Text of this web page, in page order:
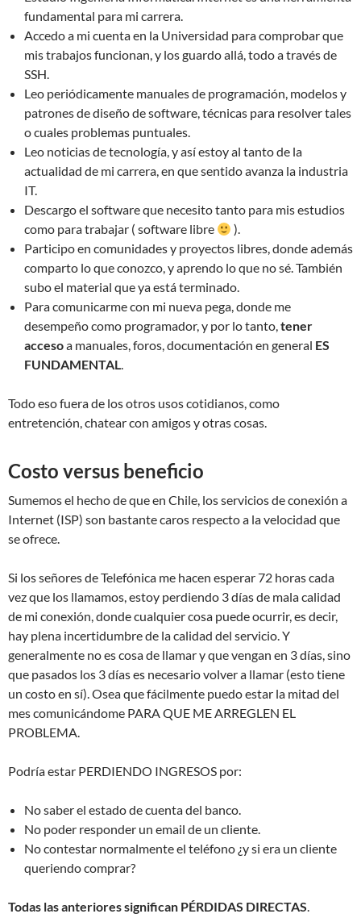
fundamental para mi carrera.
Accedo a mi cuenta en la Universidad para comprobar que
mis trabajos funcionan, y los guardo allá, todo a través de
SSH.
Leo periódicamente manuales de programación, modelos y
patrones de diseño de software, técnicas para resolver tales
o cuales problemas puntuales.
Leo noticias de tecnología, y así estoy al tanto de la
actualidad de mi carrera, en que sentido avanza la industria
IT.
Descargo el software que necesito tanto para mis estudios
como para trabajar ( software libre
).
Participo en comunidades y proyectos libres, donde además
comparto lo que conozco, y aprendo lo que no sé. También
subo el material que ya está terminado.
Para comunicarme con mi nueva pega, donde me
desempeño como programador, y por lo tanto,tener
accesoa manuales, foros, documentación en general ES
FUNDAMENTAL.
Todo eso fuera de los otros usos cotidianos, como
entretención, chatear con amigos y otras cosas.
Costo versus beneficio
Sumemos el hecho de que en Chile, los servicios de conexión a
Internet (ISP) son bastante caros respecto a la velocidad que
se ofrece.
Si los señores de Telefónica me hacen esperar 72 horas cada
vez que los llamamos, estoy perdiendo 3 días de mala calidad
de mi conexión, donde cualquier cosa puede ocurrir, es decir,
hay plena incertidumbre de la calidad del servicio. Y
generalmente no es cosa de llamar y que vengan en 3 días, sino
que pasados los 3 días es necesario volver a llamar (esto tiene
un costo en sí). Osea que fácilmente puedo estar la mitad del
mes comunicándome PARA QUE ME ARREGLEN EL
PROBLEMA.
Podría estar PERDIENDO INGRESOS por:
No saber el estado de cuenta del banco.
No poder responder un email de un cliente.
No contestar normalmente el teléfono ¿y si era un cliente
queriendo comprar?
Todas las anteriores significan PÉRDIDAS DIRECTAS.